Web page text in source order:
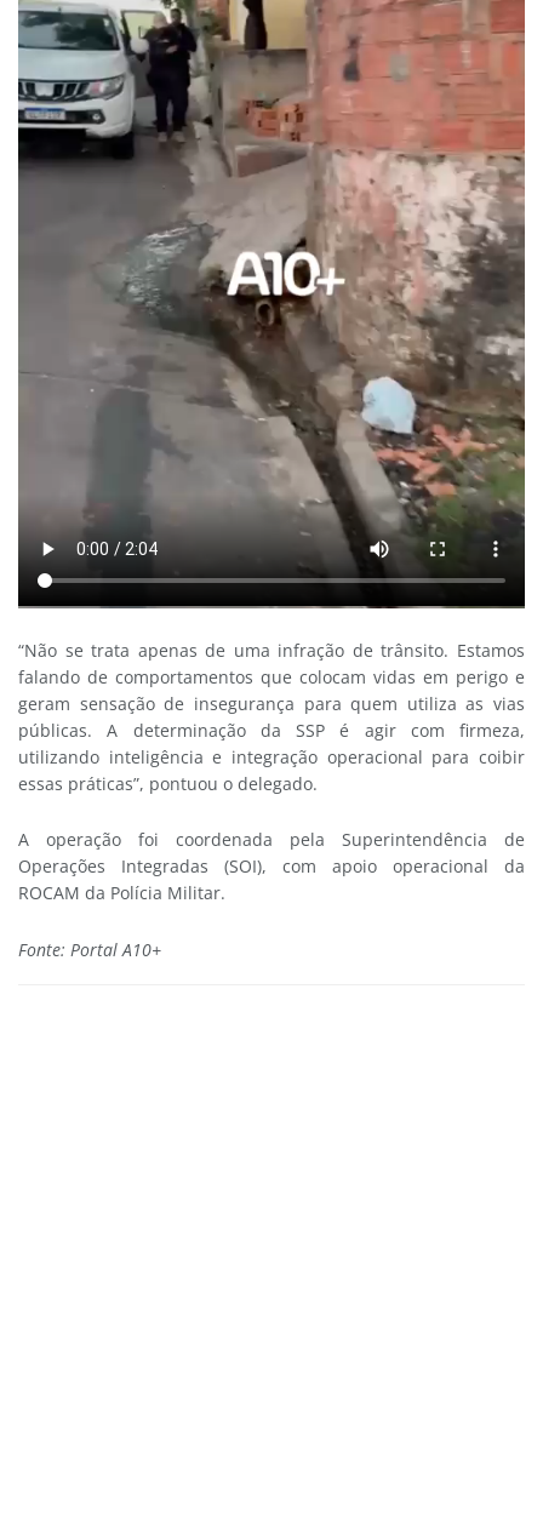
“Não se trata apenas de uma infração de trânsito. Estamos
falando de comportamentos que colocam vidas em perigo e
geram sensação de insegurança para quem utiliza as vias
públicas. A determinação da SSP é agir com firmeza,
utilizando inteligência e integração operacional para coibir
essas práticas”, pontuou o delegado.
A operação foi coordenada pela Superintendência de
Operações Integradas (SOI), com apoio operacional da
ROCAM da Polícia Militar.
Fonte: Portal A10+